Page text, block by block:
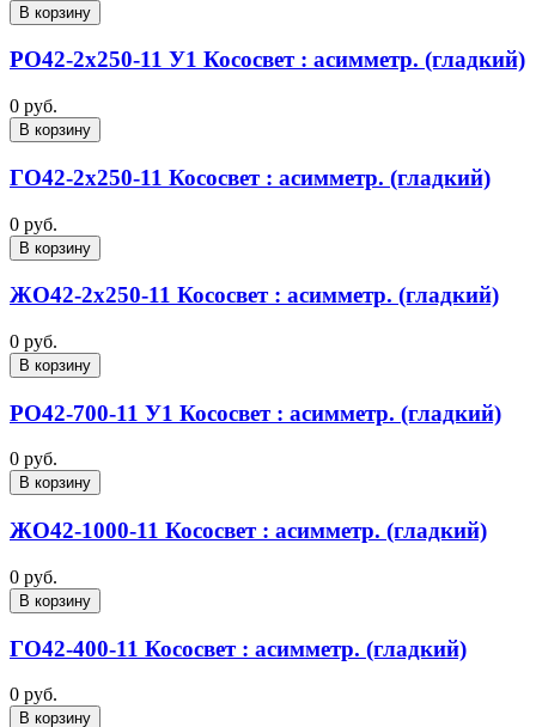
В корзину
РО42-2х250-11 У1 Кососвет : асимметр. (гладкий)
0 руб.
В корзину
ГО42-2х250-11 Кососвет : асимметр. (гладкий)
0 руб.
В корзину
ЖО42-2х250-11 Кососвет : асимметр. (гладкий)
0 руб.
В корзину
РО42-700-11 У1 Кососвет : асимметр. (гладкий)
0 руб.
В корзину
ЖО42-1000-11 Кососвет : асимметр. (гладкий)
0 руб.
В корзину
ГО42-400-11 Кососвет : асимметр. (гладкий)
0 руб.
В корзину